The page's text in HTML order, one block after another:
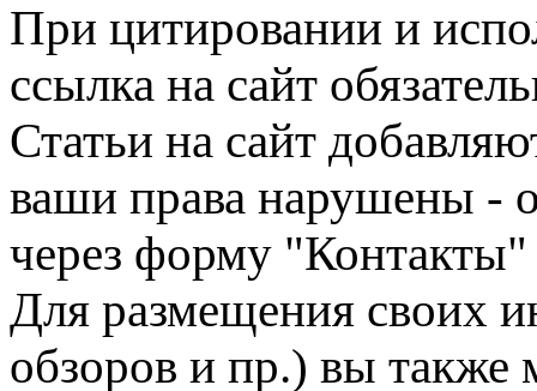
При цитировании и
ссылка на сайт
Статьи на сайт
ваши права нарушены -
через форму "Контакты"
Для размещения своих
обзоров и пр.) вы также